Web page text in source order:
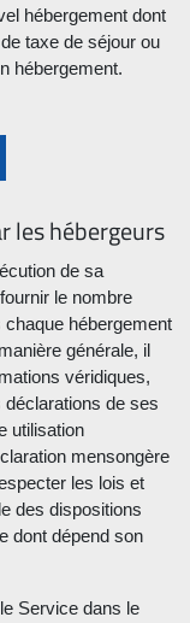
hébergement dont
taxe de séjour ou
hébergement.
les hébergeurs
de sa
le nombre
hébergement
générale, il
véridiques,
de ses
utilisation
mensongère
les lois et
des dispositions
dont dépend son
Service dans le